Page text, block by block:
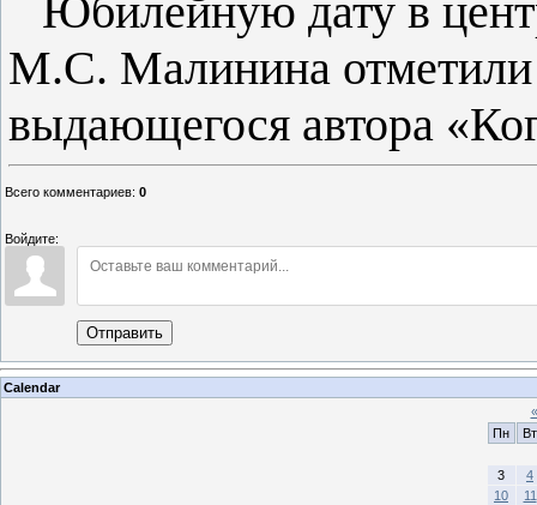
Юбилейную дату в
М.С. Малинина отметили
выдающегося автора
Всего комментариев: 0
Войдите:
Отправить
Calendar
«
Пн
Вт
3
4
10
11